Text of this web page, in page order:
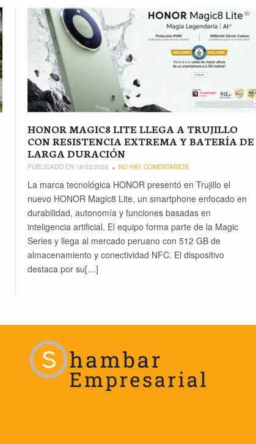
HONOR MAGIC8 LITE LLEGA A TRUJILLO
CON RESISTENCIA EXTREMA Y BATERÍA DE
LARGA DURACIÓN
PUBLICADO EN 18/02/2026 NO HAY COMENTARIOS
La marca tecnológica HONOR presentó en Trujillo el
nuevo HONOR Magic8 Lite, un smartphone enfocado en
durabilidad, autonomía y funciones basadas en
inteligencia artificial. El equipo forma parte de la Magic
Series y llega al mercado peruano con 512 GB de
almacenamiento y conectividad NFC. El dispositivo
destaca por su[…]